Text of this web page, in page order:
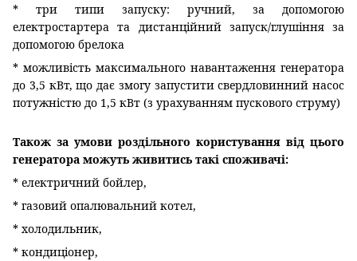
* три типи запуску: ручний, за допомогою
електростартера та дистанційний запуск/глушіння за
допомогою брелока
* можливість максимального навантаження генератора
до 3,5 кВт, що дає змогу запустити свердловинний насос
потужністю до 1,5 кВт (з урахуванням пускового струму)
Також за умови роздільного користування від цього
генератора можуть живитись такі споживачі:
* електричний бойлер,
* газовий опалювальний котел,
* холодильник,
* кондиціонер,